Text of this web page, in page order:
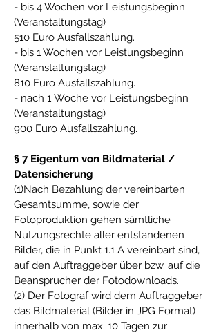
- bis 4 Wochen vor Leistungsbeginn
(Veranstaltungstag)
510 Euro Ausfallszahlung.
- bis 1 Wochen vor Leistungsbeginn
(Veranstaltungstag)
810 Euro Ausfallszahlung.
- nach 1 Woche vor Leistungsbeginn
(Veranstaltungstag)
900 Euro Ausfallszahlung.
§ 7 Eigentum von Bildmaterial /
Datensicherung
(1)Nach Bezahlung der vereinbarten
Gesamtsumme, sowie der
Fotoproduktion gehen sämtliche
Nutzungsrechte aller entstandenen
Bilder, die in Punkt 1.1 A vereinbart sind,
auf den Auftraggeber über bzw. auf die
Beansprucher der Fotodownloads.
(2) Der Fotograf wird dem Auftraggeber
das Bildmaterial (Bilder in JPG Format)
innerhalb von max. 10 Tagen zur